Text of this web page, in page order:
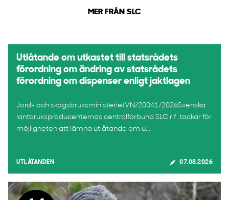
MER FRÅN SLC
Utlåtande om utkastet till statsrådets
förordning om ändring av statsrådets
förordning om dispenser enligt jaktlagen
Jord- och skogsbruksministerietVN/20041/2026Svenska
lantbruksproducenternas centralförbund SLC r.f. tackar för
möjligheten att lämna utlåtande om u...
UTLÅTANDEN 07.08.2026